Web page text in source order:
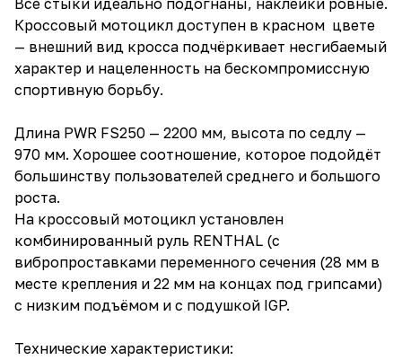
Все стыки идеально подогнаны, наклейки ровные.
Кроссовый мотоцикл доступен в красном цвете
— внешний вид кросса подчёркивает несгибаемый
характер и нацеленность на бескомпромиссную
спортивную борьбу.
Длина PWR FS250 — 2200 мм, высота по седлу —
970 мм. Хорошее соотношение, которое подойдёт
большинству пользователей среднего и большого
роста.
На кроссовый мотоцикл установлен
комбинированный руль RENTHAL (с
вибропроставками переменного сечения (28 мм в
месте крепления и 22 мм на концах под грипсами)
с низким подъёмом и с подушкой IGP.
Технические характеристики: